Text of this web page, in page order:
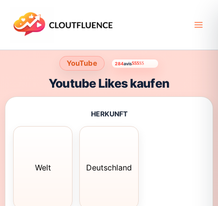
springen
YouTube 284avis
Youtube Likes kaufen
HERKUNFT
Welt Deutschland